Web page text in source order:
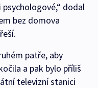
dodal
bez domova
patře, aby
a pak bylo příliš
televizní stanici